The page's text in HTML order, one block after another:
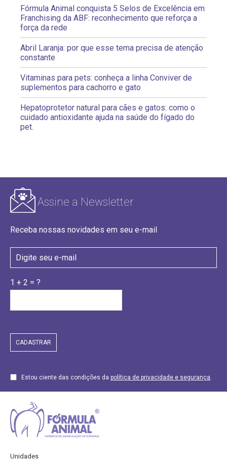
Fórmula Animal conquista 5 Selos de Excelência em
Franchising da ABF: reconhecimento que reforça a
força da rede
Abril Laranja: por que esse tema precisa de atenção
constante
Vitaminas para pets: conheça a linha Conviver de
suplementos para cachorro e gato
Hepatoprotetor natural para cães e gatos: como o
cuidado antioxidante ajuda na saúde do fígado do
pet.
Assine a Newsletter
Receba nossas novidades em seu e-mail
1 + 2 = ?
Estou ciente das condições da política de privacidade e segurança
Unidades